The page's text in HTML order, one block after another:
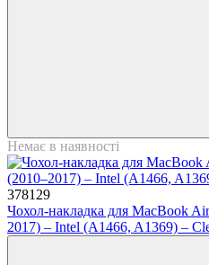
Немає в наявності
378129
Чохол-накладка для MacBook
2017) – Intel (A1466, A1369) –